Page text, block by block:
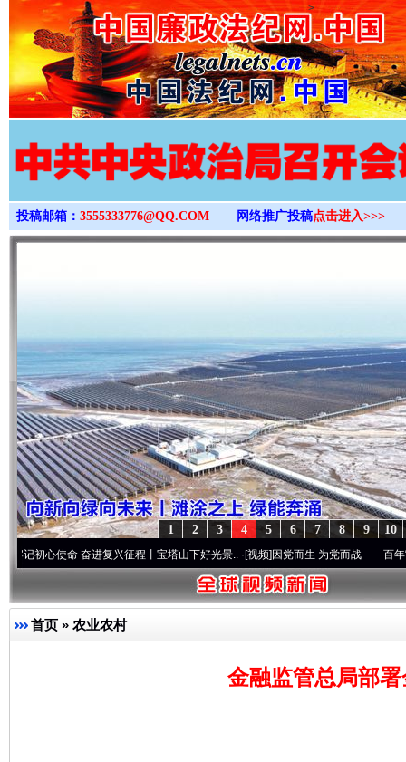
>
投稿邮箱： 3555333776@QQ.COM 网络推广投稿点击进入>>>
10
9
8
7
6
5
4
3
2
1
命 奋进复兴征程丨宝塔山下好光景..·[视频]因党而生 为党而战——百年“纪”事⑧加
首页 » 农业农村
金融监管总局部